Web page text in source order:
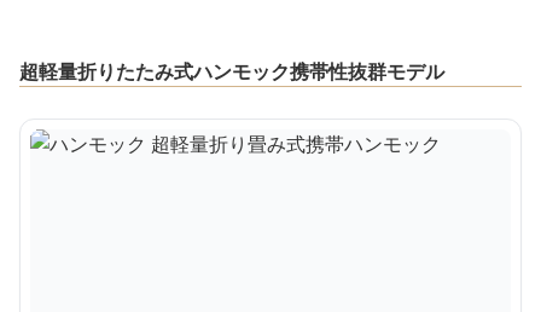
超軽量折りたたみ式ハンモック携帯性抜群モデル